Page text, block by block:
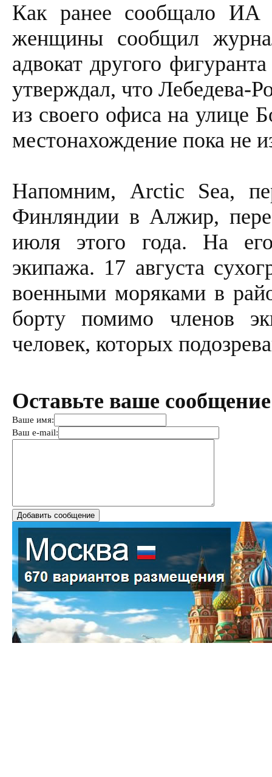
Как ранее сообщало ИА
женщины сообщил
адвокат другого
утверждал, что Лебедева-
из своего офиса на улице
местонахождение пока не
Напомним, Arctic Sea,
Финляндии в Алжир,
июля этого года. На
экипажа. 17 августа
военными моряками в
борту помимо членов
человек, которых
Оставьте ваше
Ваше имя:
Ваш e-mail: